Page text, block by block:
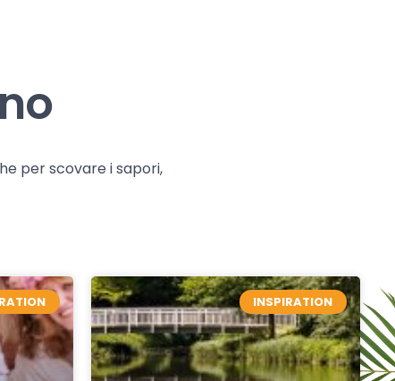
per scovare i sapori,
INSPIRATION